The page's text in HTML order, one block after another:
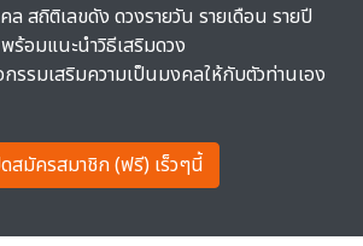
ล สถิติเลขดัง ดวงรายวัน รายเดือน รายปี
พร้อมแนะนำวิธีเสริมดวง
รรมเสริมความเป็นมงคลให้กับตัวท่านเอง
สมัครสมาชิก (ฟรี) เร็วๆนี้